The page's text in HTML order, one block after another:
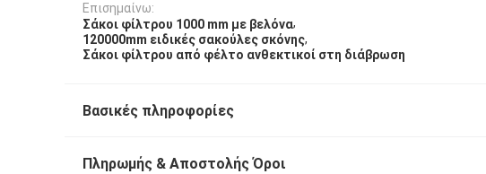
Επισημαίνω:
Σάκοι φίλτρου 1000 mm με βελόνα,
120000mm ειδικές σακούλες σκόνης,
Σάκοι φίλτρου από φέλτο ανθεκτικοί στη διάβρωση
Βασικές πληροφορίες
Πληρωμής & Αποστολής Όροι